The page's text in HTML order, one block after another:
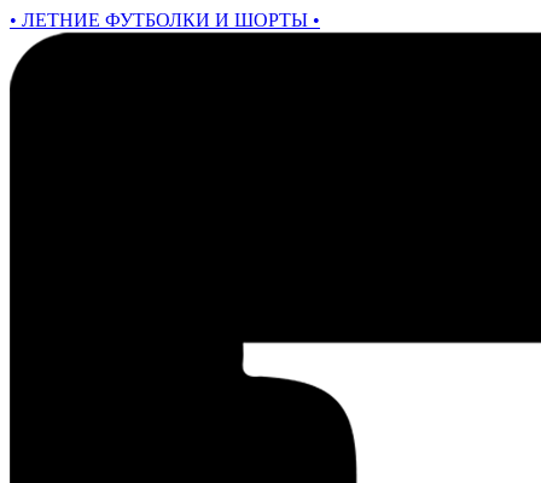
• ЛЕТНИЕ ФУТБОЛКИ И ШОРТЫ •